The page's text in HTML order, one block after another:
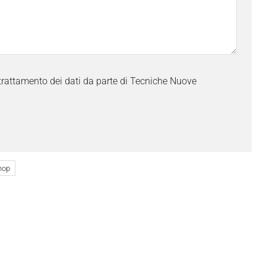
dei dati da parte di Tecniche Nuove